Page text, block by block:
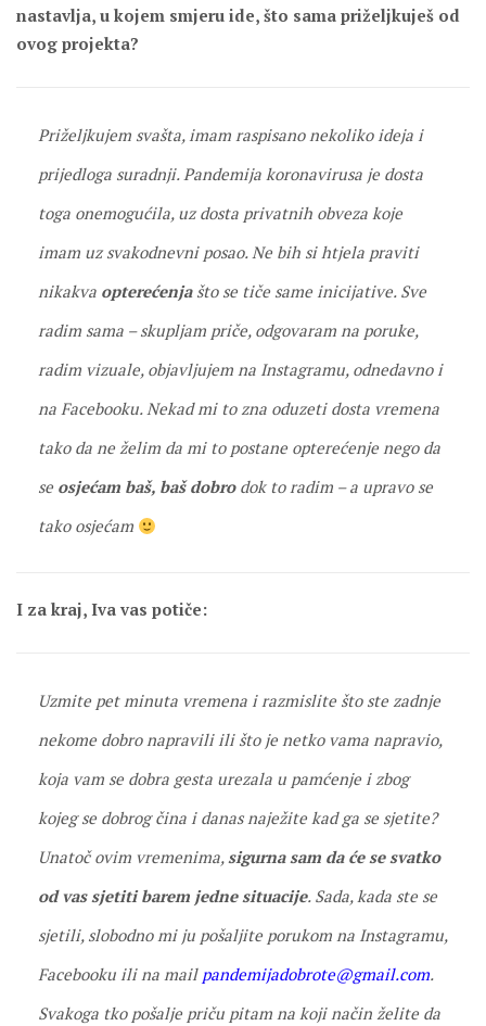
nastavlja, u kojem smjeru ide, što sama priželjkuješ od
ovog projekta?
Priželjkujem svašta, imam raspisano nekoliko ideja i
prijedloga suradnji. Pandemija koronavirusa je dosta
toga onemogućila, uz dosta privatnih obveza koje
imam uz svakodnevni posao. Ne bih si htjela praviti
nikakva opterećenjašto se tiče same inicijative. Sve
radim sama – skupljam priče, odgovaram na poruke,
radim vizuale, objavljujem na Instagramu, odnedavno i
na Facebooku. Nekad mi to zna oduzeti dosta vremena
tako da ne želim da mi to postane opterećenje nego da
se osjećam baš, baš dobrodok to radim – a upravo se
tako osjećam
I za kraj, Iva vas potiče:
Uzmite pet minuta vremena i razmislite što ste zadnje
nekome dobro napravili ili što je netko vama napravio,
koja vam se dobra gesta urezala u pamćenje i zbog
kojeg se dobrog čina i danas naježite kad ga se sjetite?
Unatoč ovim vremenima,sigurna sam da će se svatko
od vas sjetiti barem jedne situacije. Sada, kada ste se
sjetili, slobodno mi ju pošaljite porukom na Instagramu,
Facebooku ili na mail pandemijadobrote@gmail.com.
Svakoga tko pošalje priču pitam na koji način želite da